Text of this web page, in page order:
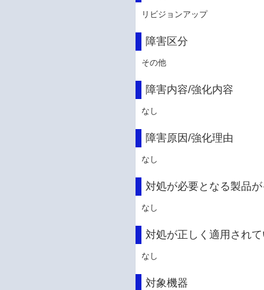
リビジョンアップ
障害区分
その他
障害内容/強化内容
なし
障害原因/強化理由
なし
対処が必要となる製品
なし
対処が正しく適用され
なし
対象機器